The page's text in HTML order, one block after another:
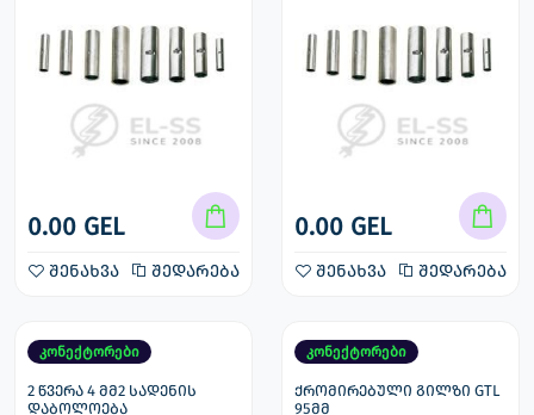
0.00 GEL
შენახვა შედარება
0.00 GEL
შენახვა შედარება
კონექტორები
2 წვერა 4 მმ2 სადენის
დაბოლოება
კონექტორები
ქრომირებული გილზი GTL
95მმ